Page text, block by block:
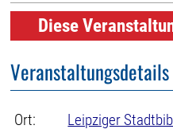
Diese
Veranstaltungsdetails
Ort:
Leipziger